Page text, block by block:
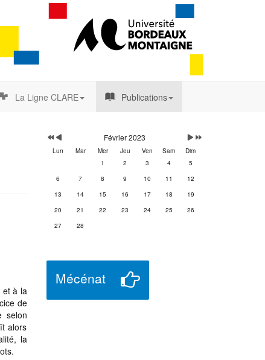
La Ligne CLARE Publications
et à la
de
selon
alors
la
Février 2023
Lun Mar Mer Jeu Ven Sam
Dim
1
2 3 4
5
6
7 8 9 10 11
12
13
14 15 16 17 18
19
20
21 22 23 24 25
26
27
28
Mécénat